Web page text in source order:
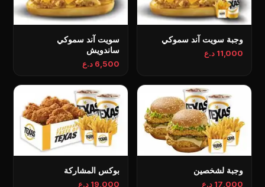
وجبة سويت آند سموكي
11,000 د.ع
سویت آند سموکي
ساندويش
6,500 د.ع
وجبة لشخصين
17,000 د.ع
بوكس المشاركة
19,000 د.ع